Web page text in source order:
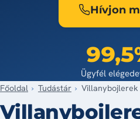
Hívjon
Ügyfél
Főoldal Tudástár Villanybojlerek